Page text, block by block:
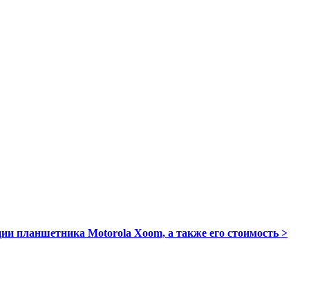
планшетника Motorola Xoom, а также его стоимость >